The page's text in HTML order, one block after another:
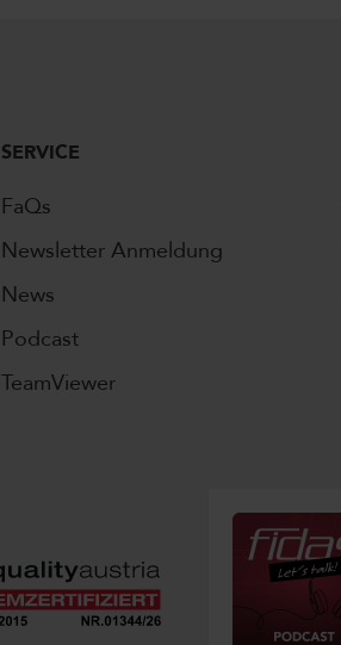
SERVICE
FaQs
Newsletter Anmeldung
News
Podcast
TeamViewer